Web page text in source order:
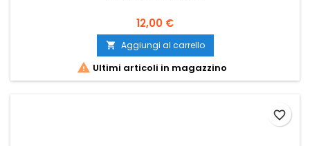
12,00 €
 Aggiungi al carrello
 Ultimi articoli in magazzino
favorite_border